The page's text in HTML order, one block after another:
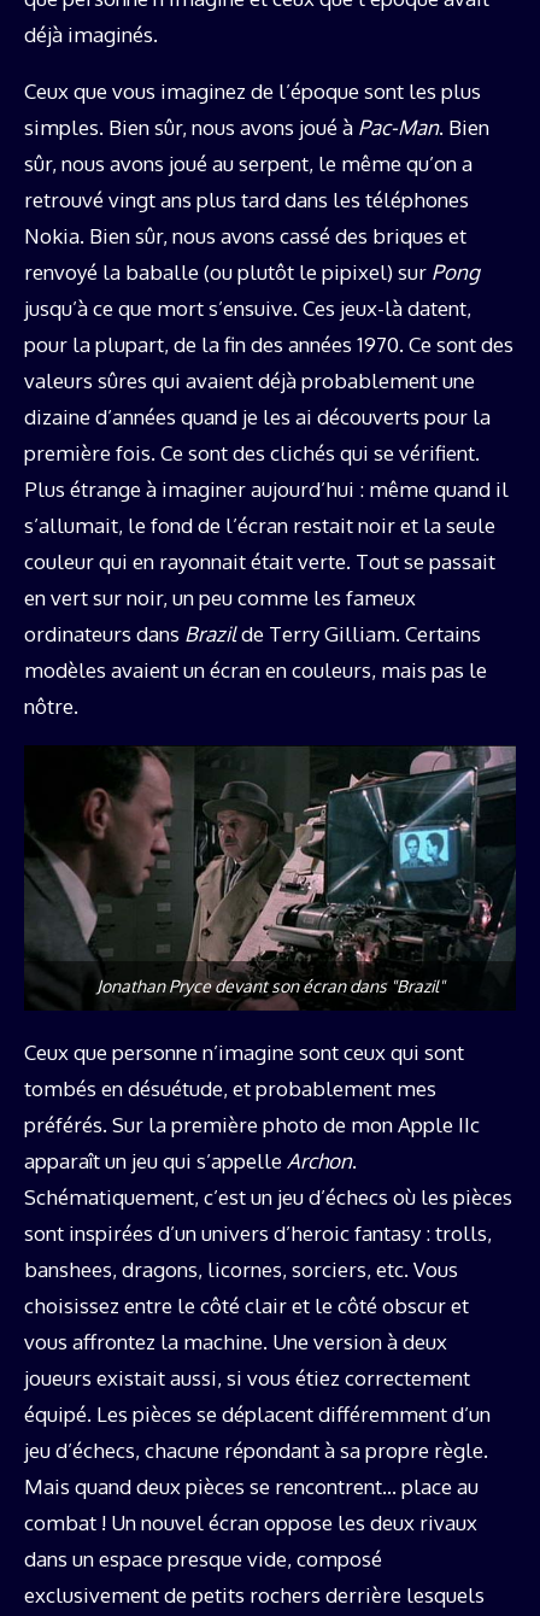
déjà imaginés.
Ceux que vous imaginez de l’époque sont les plus
simples. Bien sûr, nous avons joué à Pac-Man. Bien
sûr, nous avons joué au serpent, le même qu’on a
retrouvé vingt ans plus tard dans les téléphones
Nokia. Bien sûr, nous avons cassé des briques et
renvoyé la baballe (ou plutôt le pipixel) sur Pong
jusqu’à ce que mort s’ensuive. Ces jeux-là datent,
pour la plupart, de la fin des années 1970. Ce sont des
valeurs sûres qui avaient déjà probablement une
dizaine d’années quand je les ai découverts pour la
première fois. Ce sont des clichés qui se vérifient.
Plus étrange à imaginer aujourd’hui : même quand il
s’allumait, le fond de l’écran restait noir et la seule
couleur qui en rayonnait était verte. Tout se passait
en vert sur noir, un peu comme les fameux
ordinateurs dans Brazilde Terry Gilliam. Certains
modèles avaient un écran en couleurs, mais pas le
nôtre.
Jonathan Pryce devant son écran dans "Brazil"
Ceux que personne n’imagine sont ceux qui sont
tombés en désuétude, et probablement mes
préférés. Sur la première photo de mon Apple IIc
apparaît un jeu qui s’appelle Archon.
Schématiquement, c’est un jeu d’échecs où les pièces
sont inspirées d’un univers d’heroic fantasy : trolls,
banshees, dragons, licornes, sorciers, etc. Vous
choisissez entre le côté clair et le côté obscur et
vous affrontez la machine. Une version à deux
joueurs existait aussi, si vous étiez correctement
équipé. Les pièces se déplacent différemment d’un
jeu d’échecs, chacune répondant à sa propre règle.
Mais quand deux pièces se rencontrent… place au
combat ! Un nouvel écran oppose les deux rivaux
dans un espace presque vide, composé
exclusivement de petits rochers derrière lesquels